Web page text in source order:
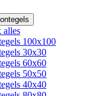
alles
100x100
30x30
60x60
50x50
40x40